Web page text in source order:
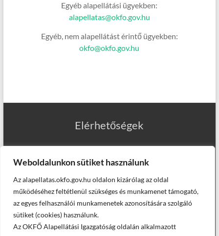
Weboldalunkon sütiket használunk
Az alapellatas.okfo.gov.hu oldalon kizárólag az oldal
működéséhez feltétlenül szükséges és munkamenet támogató,
az egyes felhasználói munkamenetek azonosítására szolgáló
sütiket (cookies) használunk.
Az OKFŐ Alapellátási Igazgatóság oldalán alkalmazott
Egyéb alapellátási ügyekben:
alapellatas@okfo.gov.hu
Egyéb, nem alapellátást érintő ügyekben:
okfo@okfo.gov.hu
Elérhetőségek
Munkatársaink
Helyettesítő háziorvosaink